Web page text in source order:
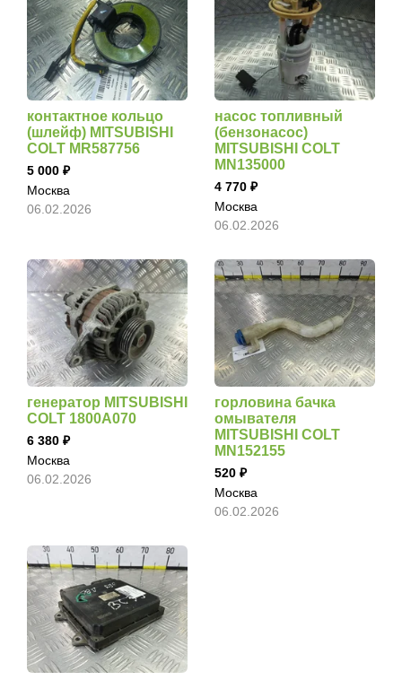
контактное кольцо
(шлейф) MITSUBISHI
COLT MR587756
5 000
Москва
06.02.2026
насос топливный
(бензонасос)
MITSUBISHI COLT
MN135000
4 770
Москва
06.02.2026
генератор MITSUBISHI
COLT 1800A070
6 380
Москва
06.02.2026
горловина бачка
омывателя
MITSUBISHI COLT
MN152155
520
Москва
06.02.2026